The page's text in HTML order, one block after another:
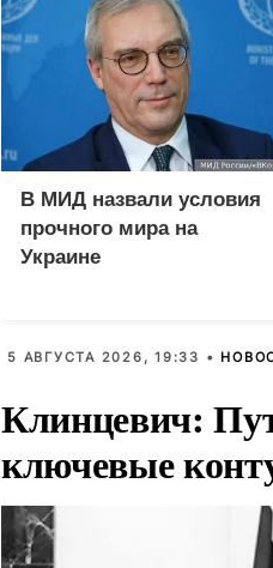
В МИД назвали условия
прочного мира на
Украине
5 АВГУСТА 2026, 19:33 •
Клинцевич:
ключевые